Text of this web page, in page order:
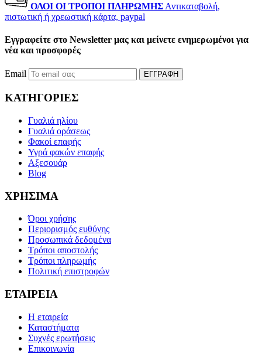
ΟΛΟΙ ΟΙ ΤΡΟΠΟΙ ΠΛΗΡΩΜΗΣ Αντικαταβολή,
πιστωτική ή χρεωστική κάρτα, paypal
Εγγραφείτε στο Newsletter μας και μείνετε ενημερωμένοι για
νέα και προσφορές
Email ΕΓΓΡΑΦΗ
ΚΑΤΗΓΟΡΙΕΣ
Γυαλιά ηλίου
Γυαλιά οράσεως
Φακοί επαφής
Υγρά φακών επαφής
Αξεσουάρ
Blog
ΧΡΗΣΙΜΑ
Όροι χρήσης
Περιορισμός ευθύνης
Προσωπικά δεδομένα
Τρόποι αποστολής
Τρόποι πληρωμής
Πολιτική επιστροφών
ΕΤΑΙΡΕΙΑ
Η εταιρεία
Καταστήματα
Συχνές ερωτήσεις
Επικοινωνία